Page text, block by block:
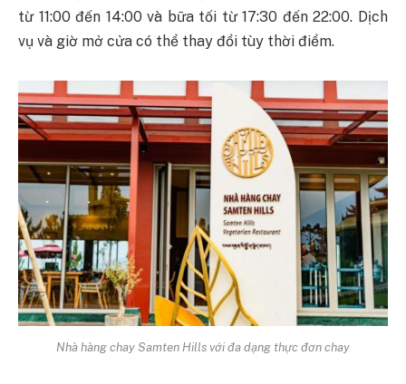
từ 11:00 đến 14:00 và bữa tối từ 17:30 đến 22:00. Dịch
vụ và giờ mở cửa có thể thay đổi tùy thời điểm.
Nhà hàng chay Samten Hills với đa dạng thực đơn chay